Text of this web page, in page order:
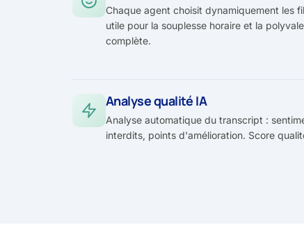
Chaque agent choisit dynamiquement les
utile pour la souplesse horaire et la
complète.
Analyse qualité IA
Analyse automatique du transcript :
interdits, points d'amélioration. Score